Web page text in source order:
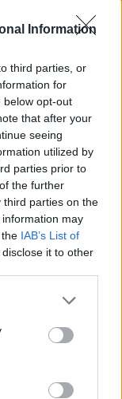
Information
third parties, or
for
below opt-out
that after your
seeing
utilized by
parties prior to
the further
third parties on the
information may
IAB’s List of
it to other